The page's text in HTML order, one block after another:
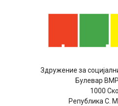
Здружение за
Булевар
1000
Република С.